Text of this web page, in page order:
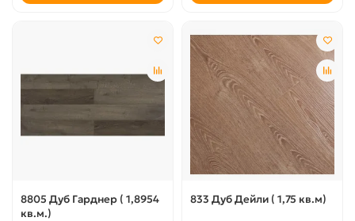
8805 Дуб Гарднер ( 1,8954
кв.м.)
833 Дуб Дейли ( 1,75 кв.м)